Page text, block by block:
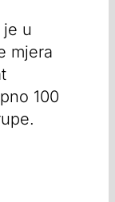
u
mjera
100